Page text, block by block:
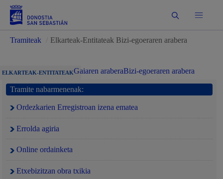
Bilatu
Tramiteak Elkarteak-Entitateak Bizi-egoeraren arabera
ELKARTEAK-ENTITATEAKGaiaren araberaBizi-egoeraren arabera
Tramite nabarmenenak:
Ordezkarien Erregistroan izena ematea
Errolda agiria
Online ordainketa
Etxebizitzan obra txikia